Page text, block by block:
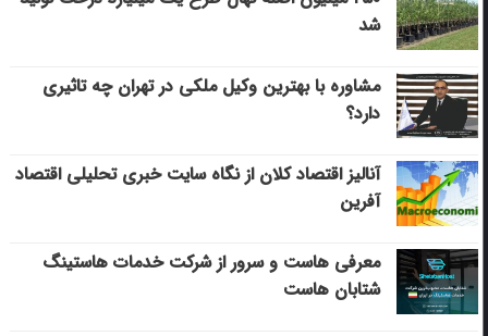
شد
مشاوره با بهترین وکیل ملکی در تهران چه تاثیری
دارد؟
آنالیز اقتصاد کلان از نگاه سایت خبری تحلیلی اقتصاد
آفرین
معرفی هاست و سرور از شرکت خدمات هاستینگ
شتابان هاست